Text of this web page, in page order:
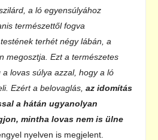
a ló egyensúlyához
természettől fogva
terhét négy lábán, a
megosztja. Ezt a természetes
lovas súlya azzal, hogy a ló
Ezért a belovaglás, az idomítás
a hátán ugyanolyan
mintha lovas nem is ülne
nyelven is megjelent.